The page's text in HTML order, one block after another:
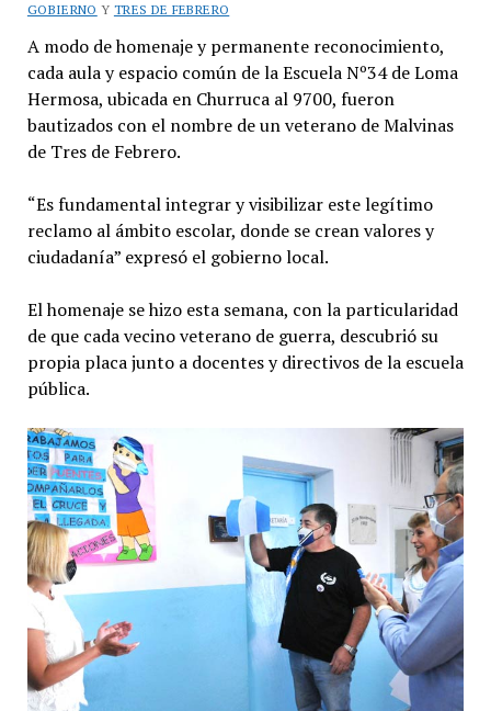
GOBIERNO Y TRES DE FEBRERO
A modo de homenaje y permanente reconocimiento,
cada aula y espacio común de la Escuela Nº34 de Loma
Hermosa, ubicada en Churruca al 9700, fueron
bautizados con el nombre de un veterano de Malvinas
de Tres de Febrero.
“Es fundamental integrar y visibilizar este legítimo
reclamo al ámbito escolar, donde se crean valores y
ciudadanía” expresó el gobierno local.
El homenaje se hizo esta semana, con la particularidad
de que cada vecino veterano de guerra, descubrió su
propia placa junto a docentes y directivos de la escuela
pública.